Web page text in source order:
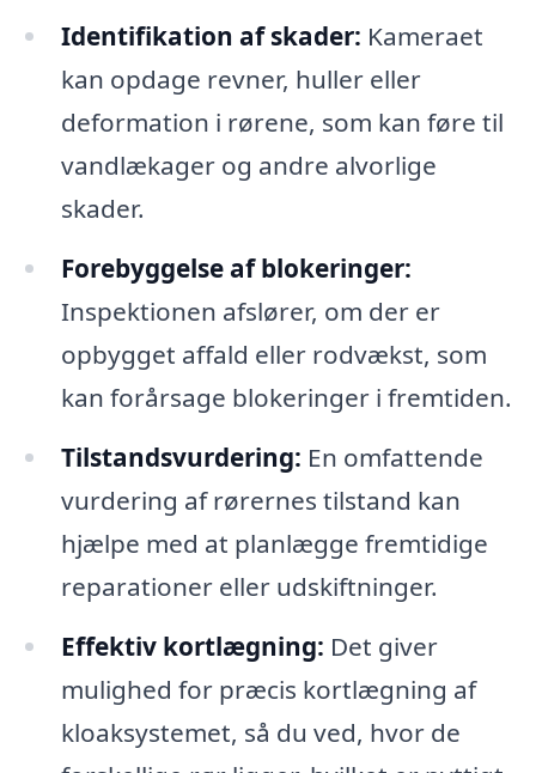
Identifikation af skader: Kameraet
kan opdage revner, huller eller
deformation i rørene, som kan føre til
vandlækager og andre alvorlige
skader.
Forebyggelse af blokeringer:
Inspektionen afslører, om der er
opbygget affald eller rodvækst, som
kan forårsage blokeringer i fremtiden.
Tilstandsvurdering: En omfattende
vurdering af rørernes tilstand kan
hjælpe med at planlægge fremtidige
reparationer eller udskiftninger.
Effektiv kortlægning: Det giver
mulighed for præcis kortlægning af
kloaksystemet, så du ved, hvor de